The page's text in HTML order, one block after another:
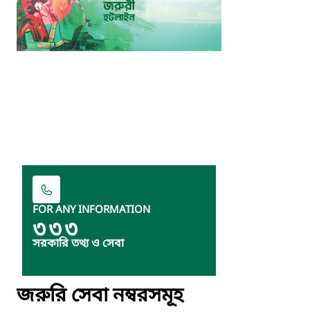
FOR ANY INFORMATION
৩৩৩
সরকারি তথ্য ও সেবা
জরুরি সেবা নম্বরসমূহ